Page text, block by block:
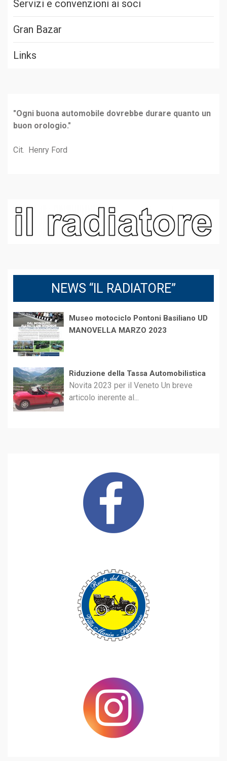
Servizi e convenzioni ai soci
Gran Bazar
Links
"Ogni buona automobile dovrebbe durare quanto un
buon orologio."
Cit. Henry Ford
NEWS “IL RADIATORE”
Museo motociclo Pontoni Basiliano UD
MANOVELLA MARZO 2023
Riduzione della Tassa Automobilistica
Novita 2023 per il Veneto Un breve
articolo inerente al...